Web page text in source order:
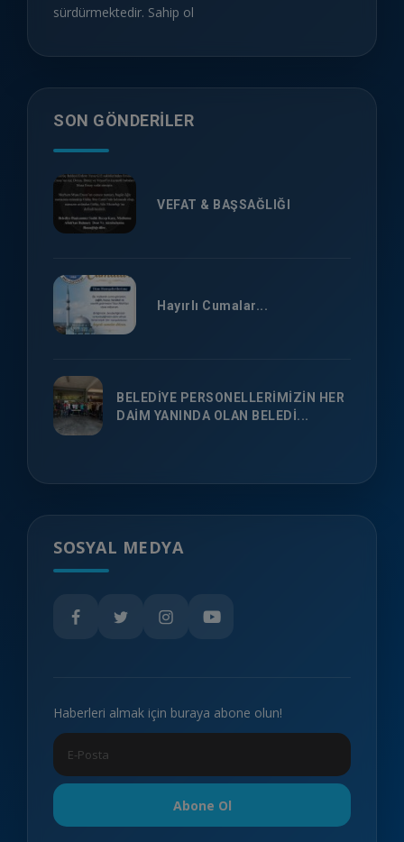
sürdürmektedir. Sahip ol
SON GÖNDERILER
VEFAT & BAŞSAĞLIĞI
Hayırlı Cumalar...
BELEDİYE PERSONELLERİMİZİN HER
DAİM YANINDA OLAN BELEDİ...
SOSYAL MEDYA
Haberleri almak için buraya abone olun!
Abone Ol